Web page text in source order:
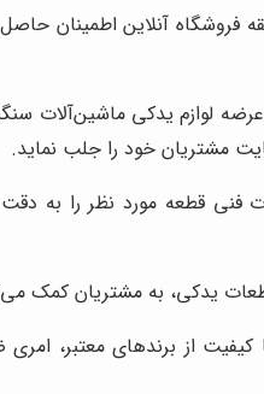
فروشگاه آنلاین اطمینان
لوازم یدکی ماشین‌آلات
مشتریان خود را جلب نماید.
فنی قطعه مورد نظر را به
یدکی، به مشتریان کمک
کیفیت از برندهای معتبر،